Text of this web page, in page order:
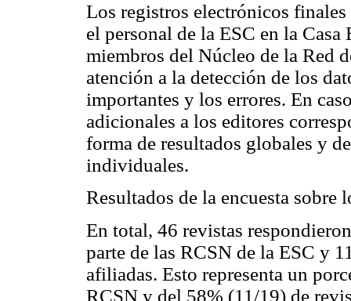
Los registros electrónicos
el personal de la ESC en la
miembros del Núcleo de la Red
atención a la detección de los
importantes y los errores. En
adicionales a los editores
forma de resultados globales y
individuales.
Resultados de la encuesta
En total, 46 revistas
parte de las RCSN de la ESC y
afiliadas. Esto representa un
RCSN y del 58% (11/19) de